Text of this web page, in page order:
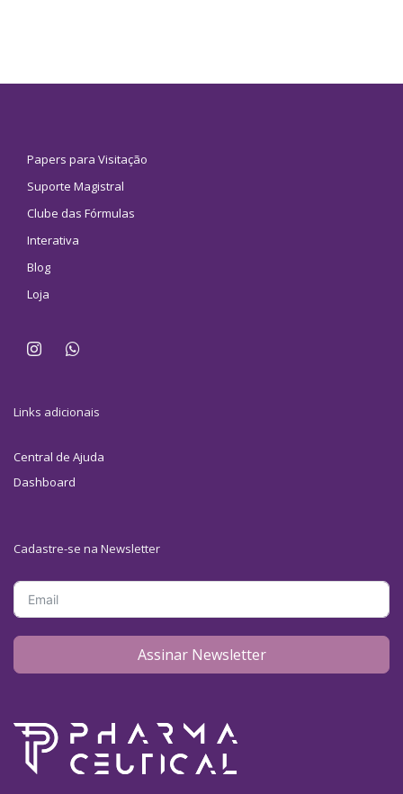
Papers para Visitação
Suporte Magistral
Clube das Fórmulas
Interativa
Blog
Loja
Links adicionais
Central de Ajuda
Dashboard
Cadastre-se na Newsletter
Assinar Newsletter